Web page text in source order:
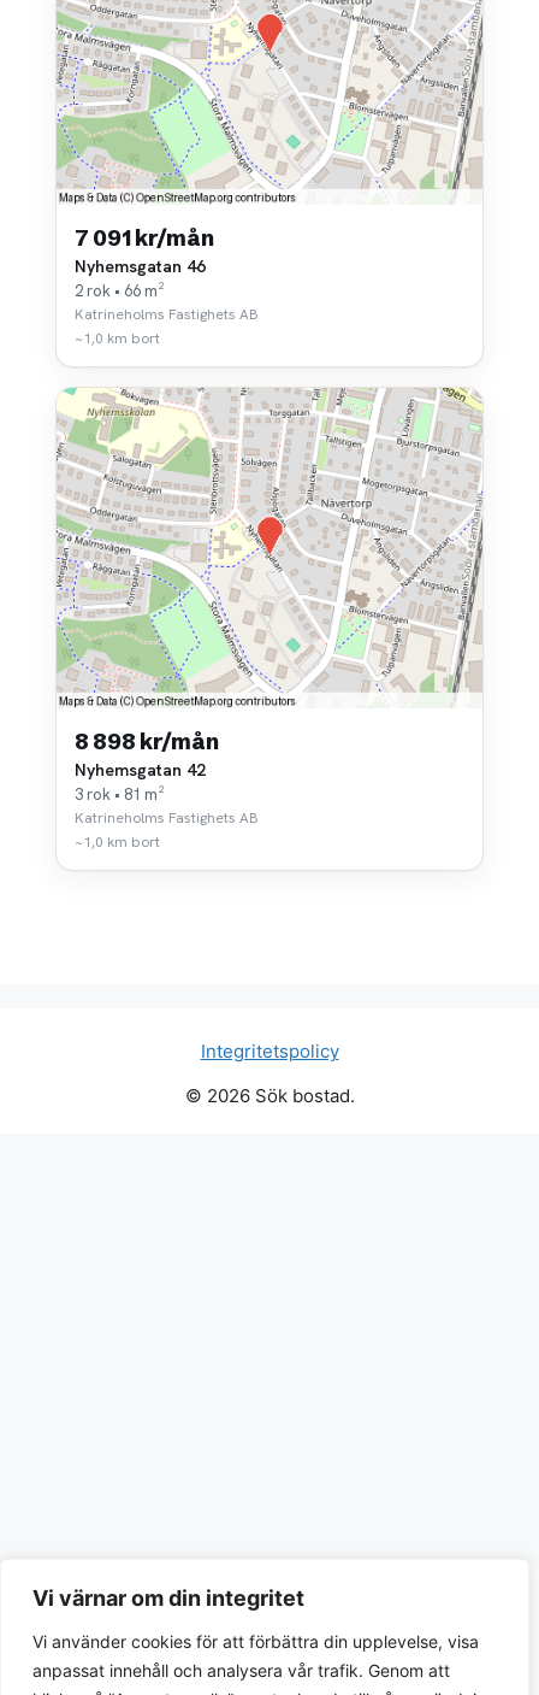
Vi värnar om din integritet
Vi använder cookies för att förbättra din upplevelse, visa
anpassat innehåll och analysera vår trafik. Genom att
7 091 kr/mån
Nyhemsgatan 46
2 rok • 66 m²
Katrineholms Fastighets AB
~1,0 km bort
8 898 kr/mån
Nyhemsgatan 42
3 rok • 81 m²
Katrineholms Fastighets AB
~1,0 km bort
Integritetspolicy
© 2026 Sök bostad.